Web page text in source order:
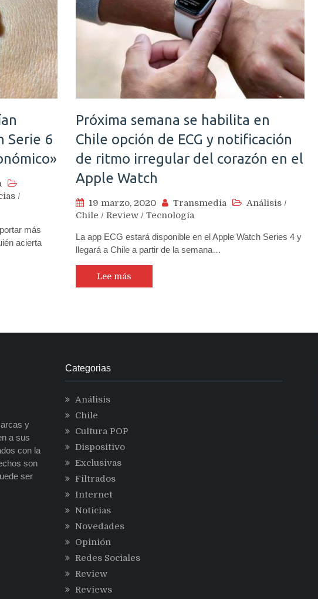
Serie 6
/
más
acierta
Próxima semana se habilita en
Chile opción de ECG y notificación
de ritmo irregular del corazón en el
Apple Watch
19 marzo, 2020 Transmedia Análisis /
Chile / Review / Tecnología
La app ECG estará disponible en el Apple Watch Series 4 y
llegará a Chile a partir de la semana…
Lee más
y
a sus
con la
son
ser
Categorias
Análisis
Chile
Cultura POP
Dispositivo
Exclusivas
Filtrados
Internet
Noticias
Novedades
Opinión
Redes Sociales
Review
Reviews